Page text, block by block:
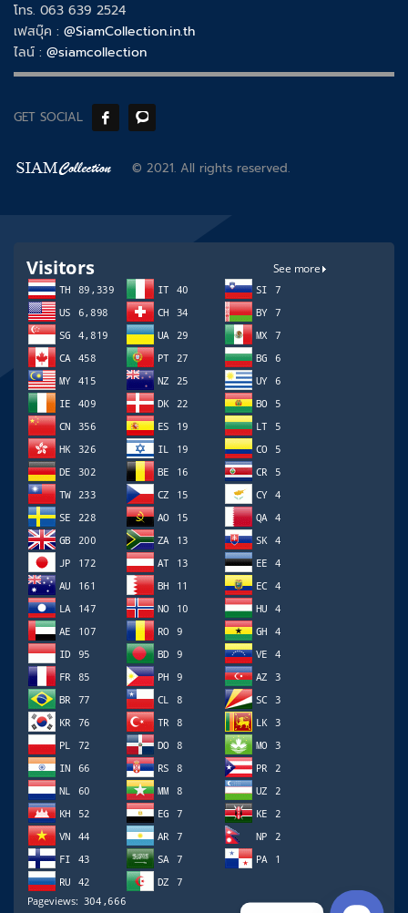
โทร. 063 639 2524
เฟสบุ๊ค : @SiamCollection.in.th
ไลน์ : @siamcollection
GET SOCIAL
© 2021. All rights reserved.